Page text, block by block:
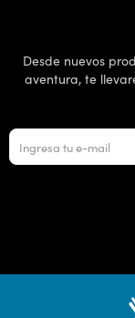
Desde nuevos
aventura, te